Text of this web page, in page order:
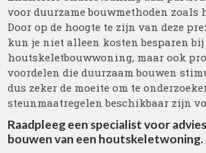
voor duurzame bouwmethoden zoals
Door op de hoogte te zijn van deze
kun je niet alleen kosten besparen bij
houtskeletbouwwoning, maar ook
voordelen die duurzaam bouwen
dus zeker de moeite om te
steunmaatregelen beschikbaar zijn
Raadpleeg een specialist voor
bouwen van een houtskeletwoning.